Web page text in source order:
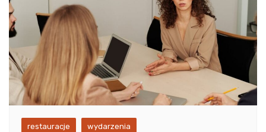
restauracje wydarzenia